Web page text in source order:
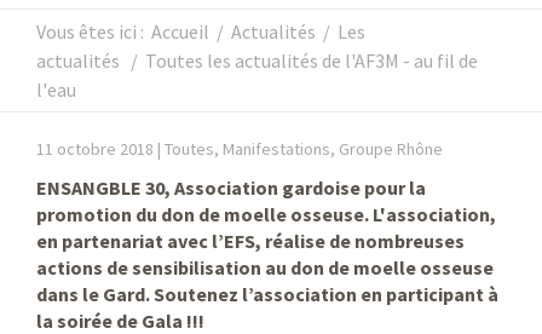
Vous êtes ici : Accueil / Actualités / Les
actualités / Toutes les actualités de l'AF3M - au fil de
l'eau
11 octobre 2018 | Toutes, Manifestations, Groupe Rhône
ENSANGBLE 30, Association gardoise pour la
promotion du don de moelle osseuse. L'association,
en partenariat avec l’EFS, réalise de nombreuses
actions de sensibilisation au don de moelle osseuse
dans le Gard. Soutenez l’association en participant à
la soirée de Gala !!!